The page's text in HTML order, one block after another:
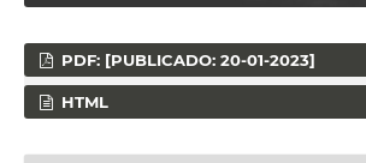
PDF: [PUBLICADO: 20-01-2023]
HTML